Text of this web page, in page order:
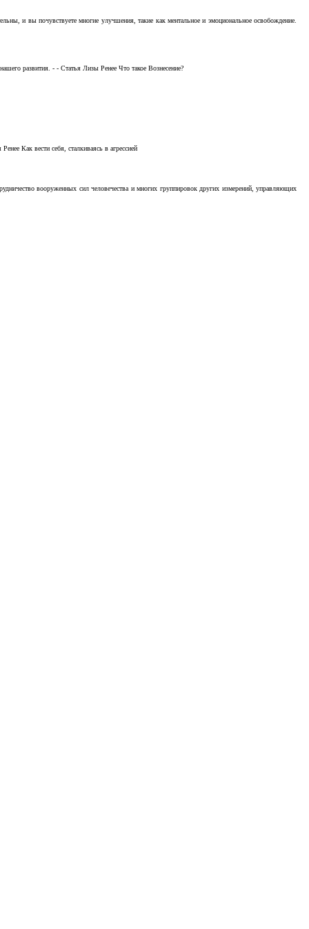
и вы почувствуете многие улучшения, такие как ментальное и эмоциональное освобождение.
развития. - - Статья Лизы Ренее Что такое Вознесение?
Как вести себя, сталкиваясь в агрессией
вооруженных сил человечества и многих группировок других измерений, управляющих